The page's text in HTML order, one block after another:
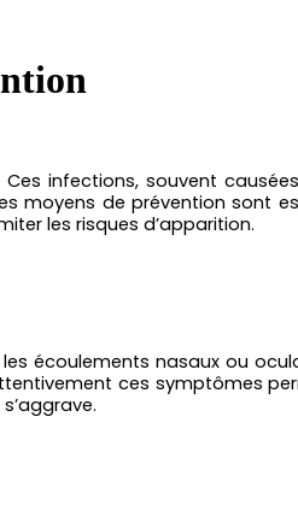
infections, souvent
moyens de prévention sont
les risques d’apparition.
écoulements nasaux ou
ces symptômes